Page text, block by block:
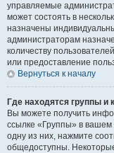
управляемые
может состоять в
назначены
администраторам
количеству
или предоставление
Вернуться к началу
Где находятся группы и
Вы можете получить
ссылке «Группы» в вашем
одну из них, нажмите
общедоступны.